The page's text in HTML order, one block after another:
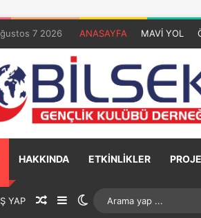
7 2026 ANASAYFA MAVİ YOL
HAKKINDA ETKİNLİKLER
YAP